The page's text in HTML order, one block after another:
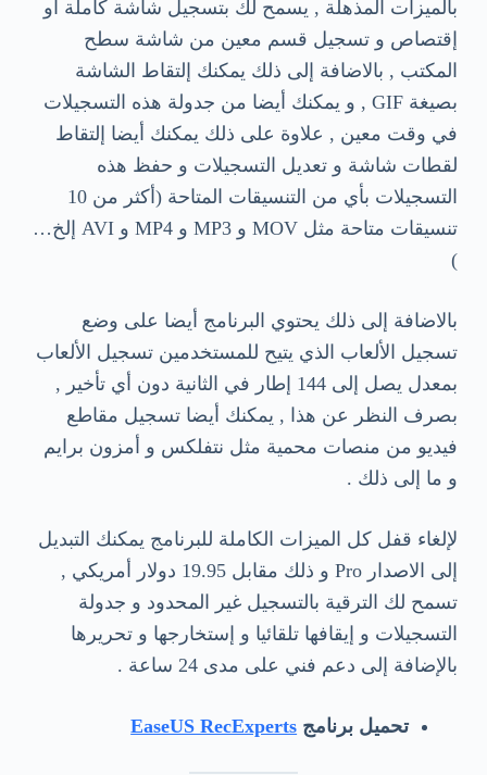
بالميزات المذهلة , يسمح لك بتسجيل شاشة كاملة أو
إقتصاص و تسجيل قسم معين من شاشة سطح
المكتب , بالاضافة إلى ذلك يمكنك إلتقاط الشاشة
بصيغة GIF , و يمكنك أيضا من جدولة هذه التسجيلات
في وقت معين , علاوة على ذلك يمكنك أيضا إلتقاط
لقطات شاشة و تعديل التسجيلات و حفظ هذه
التسجيلات بأي من التنسيقات المتاحة (أكثر من 10
تنسيقات متاحة مثل MOV و MP3 و MP4 و AVI إلخ…
)
بالاضافة إلى ذلك يحتوي البرنامج أيضا على وضع
تسجيل الألعاب الذي يتيح للمستخدمين تسجيل الألعاب
بمعدل يصل إلى 144 إطار في الثانية دون أي تأخير ,
بصرف النظر عن هذا , يمكنك أيضا تسجيل مقاطع
فيديو من منصات محمية مثل نتفلكس و أمزون برايم
و ما إلى ذلك .
لإلغاء قفل كل الميزات الكاملة للبرنامج يمكنك التبديل
إلى الاصدار Pro و ذلك مقابل 19.95 دولار أمريكي ,
تسمح لك الترقية بالتسجيل غير المحدود و جدولة
التسجيلات و إيقافها تلقائيا و إستخارجها و تحريرها
بالإضافة إلى دعم فني على مدى 24 ساعة .
تحميل برنامج EaseUS RecExperts